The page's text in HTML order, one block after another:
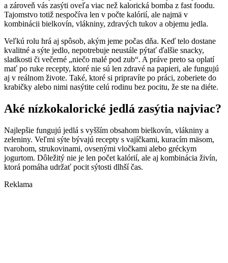
a zároveň vás zasýti oveľa viac než kalorická bomba z fast foodu.
Tajomstvo totiž nespočíva len v počte kalórií, ale najmä v
kombinácii bielkovín, vlákniny, zdravých tukov a objemu jedla.
Veľkú rolu hrá aj spôsob, akým jeme počas dňa. Keď telo dostane
kvalitné a sýte jedlo, nepotrebuje neustále pýtať ďalšie snacky,
sladkosti či večerné „niečo malé pod zub“. A práve preto sa oplatí
mať po ruke recepty, ktoré nie sú len zdravé na papieri, ale fungujú
aj v reálnom živote. Také, ktoré si pripravíte po práci, zoberiete do
krabičky alebo nimi nasýtite celú rodinu bez pocitu, že ste na diéte.
Aké nízkokalorické jedlá zasýtia najviac?
Najlepšie fungujú jedlá s vyšším obsahom bielkovín, vlákniny a
zeleniny. Veľmi sýte bývajú recepty s vajíčkami, kuracím mäsom,
tvarohom, strukovinami, ovsenými vločkami alebo gréckym
jogurtom. Dôležitý nie je len počet kalórií, ale aj kombinácia živín,
ktorá pomáha udržať pocit sýtosti dlhší čas.
Reklama